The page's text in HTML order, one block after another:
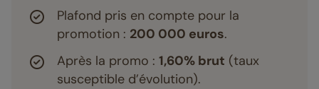
Plafond pris en compte pour la
promotion : 200 000 euros.
Après la promo : 1,60% brut (taux
susceptible d’évolution).